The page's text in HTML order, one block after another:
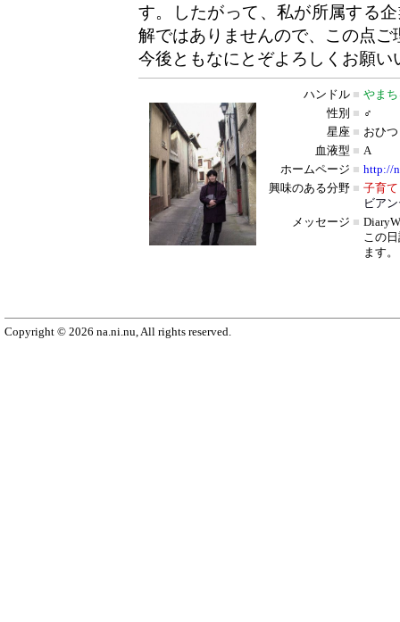
す。したがって、私が所属する
解ではありませんので、この点
今後ともなにとぞよろしくお願い
ハンドル ■ やま
性別 ■ ♂
星座 ■ おひ
血液型 ■ A
ホームページ ■ http://
興味のある分野 ■ 子育て
ビア
メッセージ ■
この
ます。
Copyright © 2026 na.ni.nu, All rights reserved.